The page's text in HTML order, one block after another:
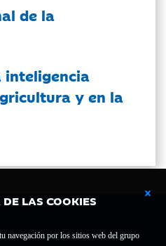
LAS COOKIES
navegación por los sitios web del grupo
de la
inteligencia
y en la